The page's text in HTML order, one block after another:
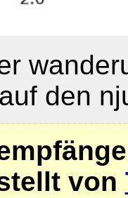
auf den
von